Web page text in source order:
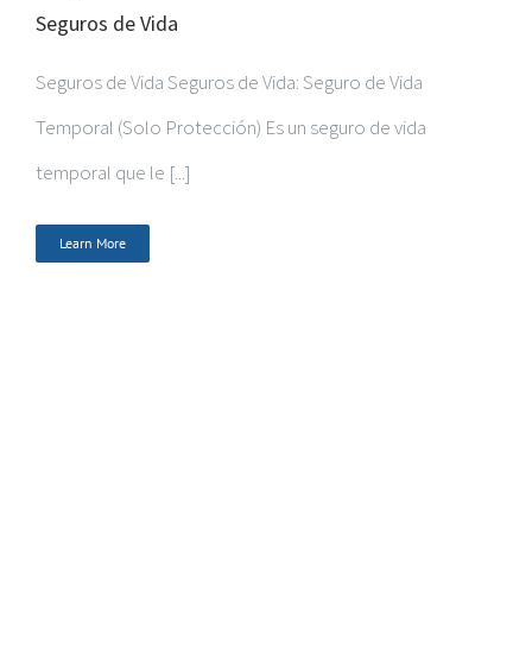
Seguros de Vida
Seguros de Vida Seguros de Vida: Seguro de Vida
Temporal (Solo Protección) Es un seguro de vida
temporal que le [...]
Learn More